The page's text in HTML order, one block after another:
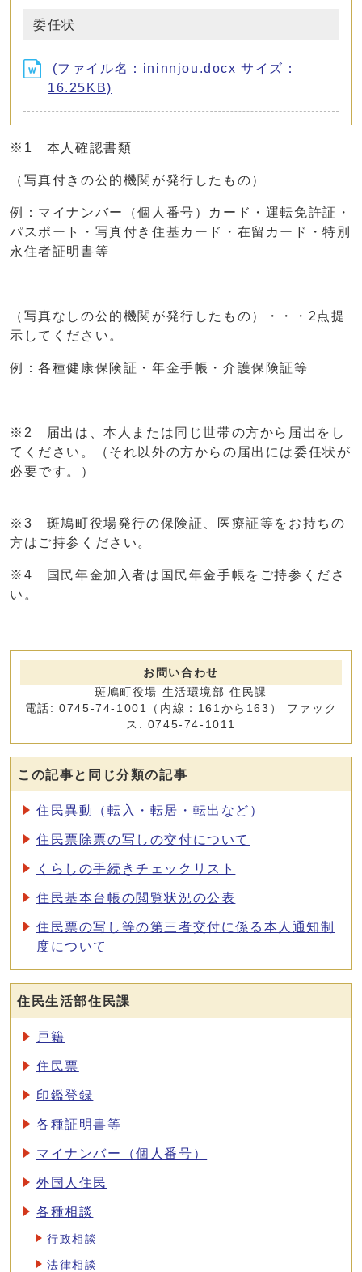
委任状
(ファイル名：ininnjou.docx サイズ：
16.25KB)
※1 本人確認書類
（写真付きの公的機関が発行したもの）
例：マイナンバー（個人番号）カード・運転免許証・
パスポート・写真付き住基カード・在留カード・特別
永住者証明書等
（写真なしの公的機関が発行したもの）・・・2点提
示してください。
例：各種健康保険証・年金手帳・介護保険証等
※2 届出は、本人または同じ世帯の方から届出をし
てください。（それ以外の方からの届出には委任状が
必要です。）
※3 斑鳩町役場発行の保険証、医療証等をお持ちの
方はご持参ください。
※4 国民年金加入者は国民年金手帳をご持参くださ
い。
お問い合わせ
斑鳩町役場 生活環境部 住民課
電話: 0745-74-1001（内線：161から163） ファック
ス: 0745-74-1011
この記事と同じ分類の記事
住民異動（転入・転居・転出など）
住民票除票の写しの交付について
くらしの手続きチェックリスト
住民基本台帳の閲覧状況の公表
住民票の写し等の第三者交付に係る本人通知制
度について
住民生活部住民課
戸籍
住民票
印鑑登録
各種証明書等
マイナンバー（個人番号）
外国人住民
各種相談
行政相談
法律相談